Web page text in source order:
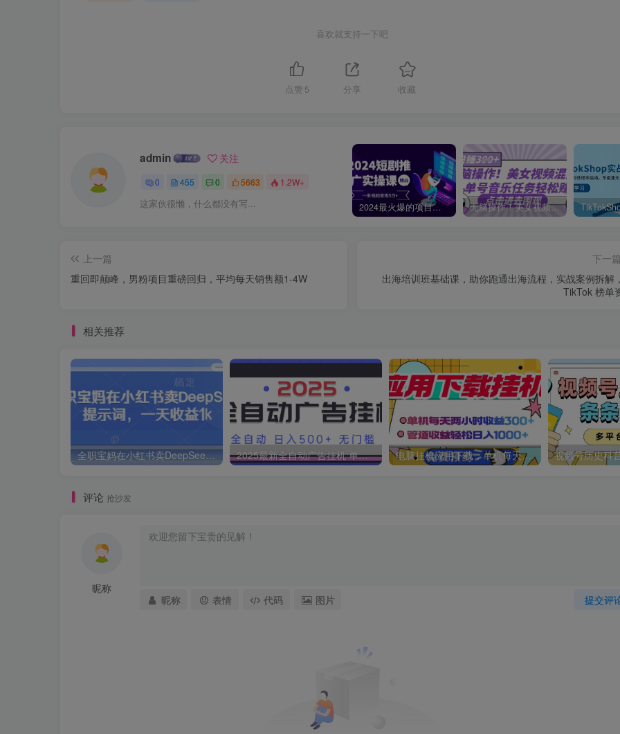
喜欢就支持一下吧
点赞 5 分享 收藏
admin 关注
0 455 0 5663 1.2W+
这家伙很懒，什么都没有写... 2024最火爆的项目短剧推广实操课，一条视频变现5万+【附软件工具】 无脑操作！美女视频混剪，单号音乐任务轻松日入3张+
上一篇
重回即颠峰，男粉项目重磅回归，平均每天销售额1-4W
下一
出海培训班基础课，助你跑通出海流程，实战案例拆解
TikTok 榜单
相关推荐
全职宝妈在小红书卖DeepSeek提示词，一天收益1k 2025最新全自动广告挂机 单机500+实操分享 小白可无脑操作 电脑挂机应用下载，单机每天俩小时300+管道收益每天轻松日入1000+
评论 抢沙发
昵称
提交评
昵称 表情 代码 图片